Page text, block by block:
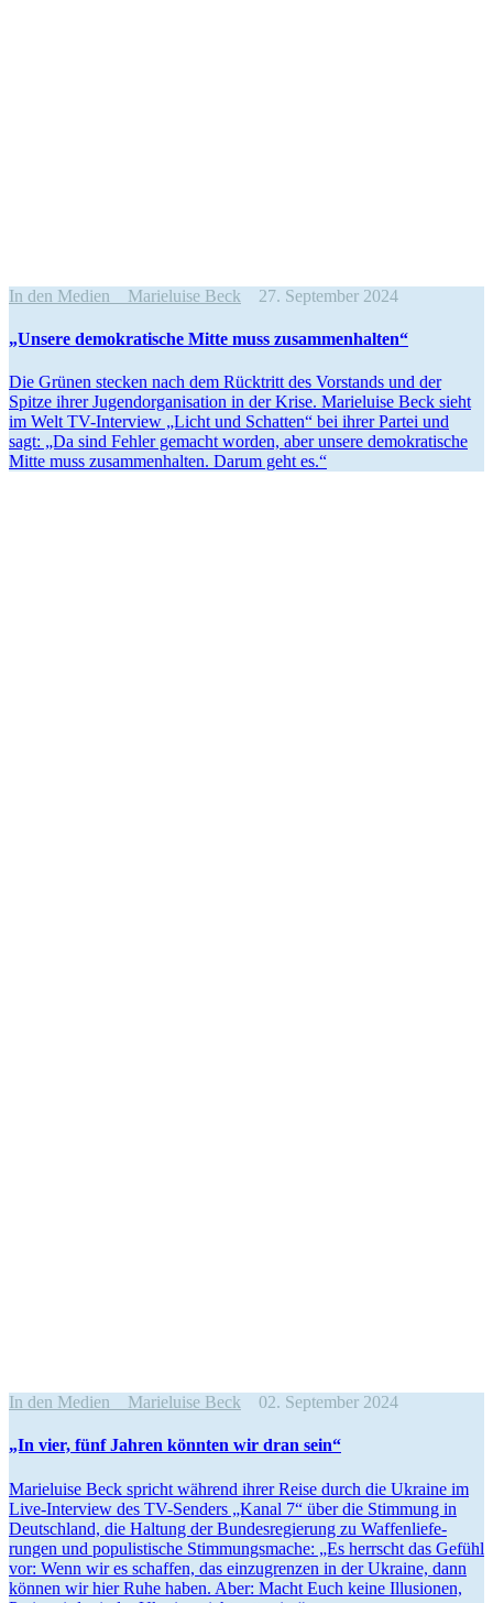
In den Medien Marieluise Beck 27. September 2024
„Unsere demokra­tische Mitte muss zusammenhalten“
Die Grünen stecken nach dem Rücktritt des Vorstands und der
Spitze ihrer Jugend­or­ga­ni­sation in der Krise. Marie­luise Beck sieht
im Welt TV-Interview „Licht und Schatten“ bei ihrer Partei und
sagt: „Da sind Fehler gemacht worden, aber unsere demokra­tische
Mitte muss zusam­men­halten. Darum geht es.“
In den Medien Marieluise Beck 02. September 2024
„In vier, fünf Jahren könnten wir dran sein“
Marie­luise Beck spricht während ihrer Reise durch die Ukraine im
Live-Interview des TV-Senders „Kanal 7“ über die Stimmung in
Deutschland, die Haltung der Bundes­re­gierung zu Waffen­lie­fe­
rungen und populis­tische Stimmungs­mache: „Es herrscht das Gefühl
vor: Wenn wir es schaffen, das einzu­grenzen in der Ukraine, dann
können wir hier Ruhe haben. Aber: Macht Euch keine Illusionen,